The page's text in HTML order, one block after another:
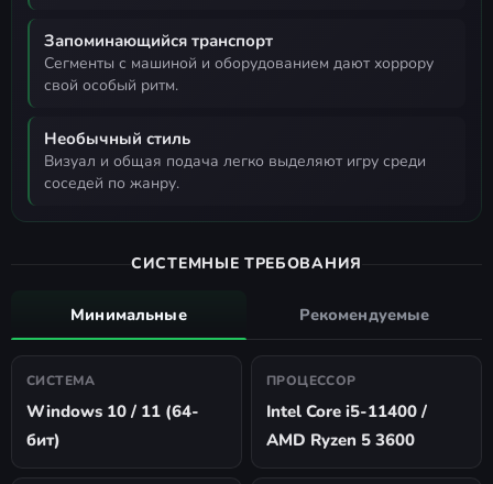
Запоминающийся транспорт
сегменты с машиной и оборудованием дают хоррору
свой особый ритм.
Необычный стиль
визуал и общая подача легко выделяют игру среди
соседей по жанру.
СИСТЕМНЫЕ ТРЕБОВАНИЯ
Минимальные Рекомендуемые
СИСТЕМА
Windows 10 / 11 (64-
бит)
ПРОЦЕССОР
Intel Core i5-11400 /
AMD Ryzen 5 3600